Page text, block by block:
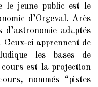
le jeune public est le
d’Orgeval. Arès
adaptés
ci apprennent de
les bases de
cours est la projection
nommés “pistes